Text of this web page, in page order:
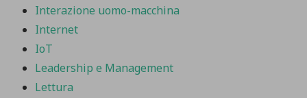
Interazione uomo-macchina
Internet
IoT
Leadership e Management
Lettura